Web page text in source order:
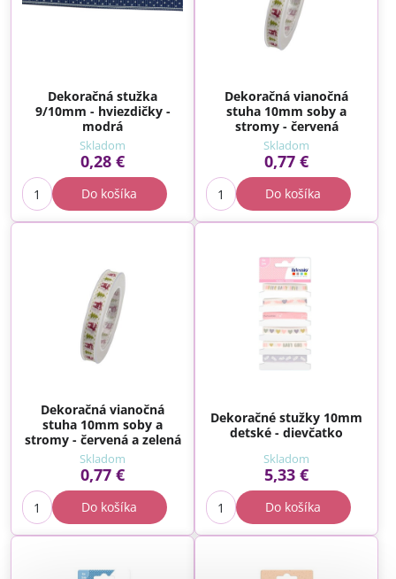
Dekoračná stužka
9/10mm - hviezdičky -
modrá
Skladom
0,28 €
Do košíka
Dekoračná vianočná
stuha 10mm soby a
stromy - červená
Skladom
0,77 €
Do košíka
Dekoračná vianočná
stuha 10mm soby a
stromy - červená a zelená
Skladom
0,77 €
Do košíka
Dekoračné stužky 10mm
detské - dievčatko
Skladom
5,33 €
Do košíka